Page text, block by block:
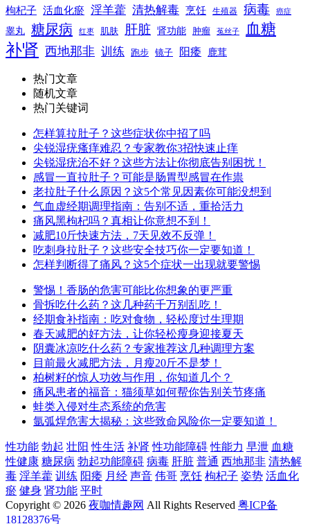
枸杞子 活血化瘀 淫羊藿 清热解毒 烹饪 生殖器 病毒 癌症
睾丸 糖尿病 红枣 肌肤 肝脏 肾功能 肿瘤 菟丝子 血糖
补肾 西地那非 训练 跑步 镜子 阳痿 鹿茸
热门文章
随机文章
热门关键词
怎样算拉肚子？这些症状你中招了吗
尖锐湿疣瘙痒难忍？专家教你3招快速止痒
尖锐湿疣治不好？这些方法让你彻底告别困扰！
感冒一直拉肚子？可能是肠胃型感冒在作祟
老拉肚子什么原因？这5个常见因素你可能没想到
气血虚经期调理指南：告别不适，重拾活力
痛风黑枸杞吗？真相让你意想不到！
减肥10斤快速方法，7天见效不反弹！
吃刺身拉肚子？这些安全技巧你一定要知道！
怎样判断得了痛风？这5个症状一出现就要警惕
警惕！香肠的危害可能比你想象的更严重
骨拆吃什么药？这几种药千万别乱吃！
经期食补指南：吃对食物，轻松度过生理期
春天减肥的好方法，让你轻松瘦身迎接夏天
阴囊冰凉吃什么药？专家推荐这几种调理方案
目前最火减肥方法，月瘦20斤不是梦！
柏树籽的惊人功效与作用，你知道几个？
痛风患者的福音：猫须草如何帮你告别关节疼痛
蛙类入侵对生态系统的危害
氩弧焊危害大揭秘：这些致命风险你一定要知道！
性功能 勃起 壮阳 性生活 补肾 性功能障碍 性能力 早泄 血糖
性健康 糖尿病 勃起功能障碍 病毒 肝脏 普通 西地那非 清热解
毒 淫羊藿 训练 阳痿 月经 声音 伟哥 烹饪 枸杞子 姿势 活血化
瘀 健身 肾功能 平时
Copyright © 2026 夜咖情趣网 All Rights Reserved 粤ICP备
18128376号